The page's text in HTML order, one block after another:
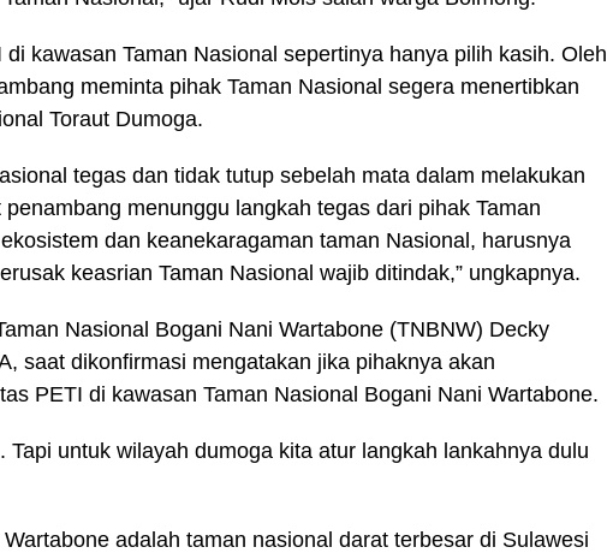
kawasan Taman Nasional sepertinya hanya pilih kasih. Oleh
meminta pihak Taman Nasional segera menertibkan
Toraut Dumoga.
tegas dan tidak tutup sebelah mata dalam melakukan
menunggu langkah tegas dari pihak Taman
dan keanekaragaman taman Nasional, harusnya
keasrian Taman Nasional wajib ditindak,” ungkapnya.
Nasional Bogani Nani Wartabone (TNBNW) Decky
saat dikonfirmasi mengatakan jika pihaknya akan
PETI di kawasan Taman Nasional Bogani Nani Wartabone.
Tapi untuk wilayah dumoga kita atur langkah lankahnya dulu
adalah taman nasional darat terbesar di Sulawesi